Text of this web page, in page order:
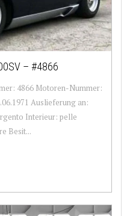
– #4866
4866 Motoren-Nummer:
Auslieferung an:
Interieur: pelle
Besit...